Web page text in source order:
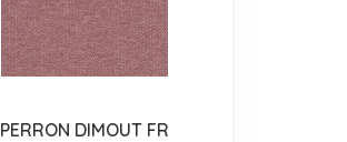
PERRON DIMOUT FR